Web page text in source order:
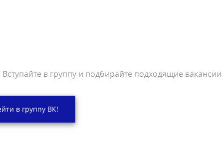
в группу и подбирайте подходящие
в группу ВК!